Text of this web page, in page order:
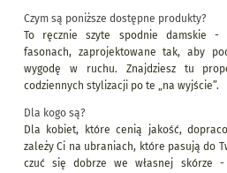
Czym są poniższe dostępne produkty?
To ręcznie szyte spodnie damskie -
fasonach, zaprojektowane tak, aby
wygodę w ruchu. Znajdziesz tu
codziennych stylizacji po te „na wyjście”.
Dla kogo są?
Dla kobiet, które cenią jakość,
zależy Ci na ubraniach, które pasują do
czuć się dobrze we własnej skórze